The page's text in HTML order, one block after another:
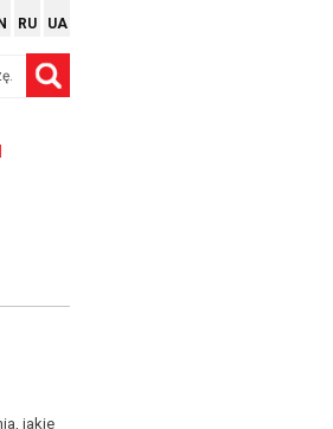
RU UA
jakie